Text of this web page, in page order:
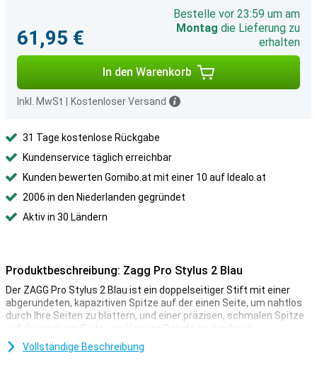
61,95 €
Bestelle vor 23:59 um am
Montag die Lieferung zu
erhalten
In den Warenkorb
Inkl. MwSt Kostenloser Versand
31 Tage kostenlose Rückgabe
Kundenservice täglich erreichbar
Kunden bewerten Gomibo.at mit einer 10 auf Idealo.at
2006 in den Niederlanden gegründet
Aktiv in 30 Ländern
Produktbeschreibung: Zagg Pro Stylus 2 Blau
Der ZAGG Pro Stylus 2 Blau ist ein doppelseitiger Stift mit einer
abgerundeten, kapazitiven Spitze auf der einen Seite, um nahtlos
durch Ihre Seiten zu blättern, und einer präzisen, schmalen Spitze
auf der anderen Seite, um kleinste Details zu zeichnen.
Vollständige Beschreibung